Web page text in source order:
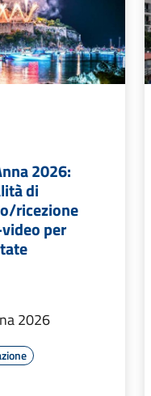
2026:
di
ricezione
per
2026